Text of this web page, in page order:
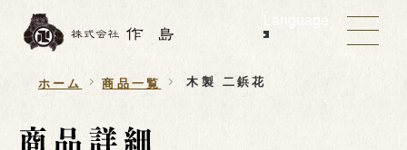
Language
ホーム 商品一覧 木製 二鋲花